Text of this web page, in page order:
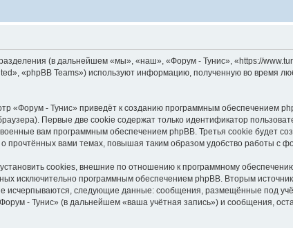
(в дальнейшем «мы», «наш», «Форум - Тунис», «https://
«phpBB Teams») используют информацию, полученную во время
«Форум - Тунис» приведёт к созданию программным обеспечением
Первые две cookie содержат только идентификатор
вам программным обеспечением phpBB. Третья cookie будет
прочтённых вами темах, повышая таким образом удобство работы с
cookies, внешние по отношению к программному
исключительно программным обеспечением phpBB. Вторым
исчерпываются, следующие данные: сообщения, размещённые под
- Тунис» (в дальнейшем «ваша учётная запись») и сообщения,